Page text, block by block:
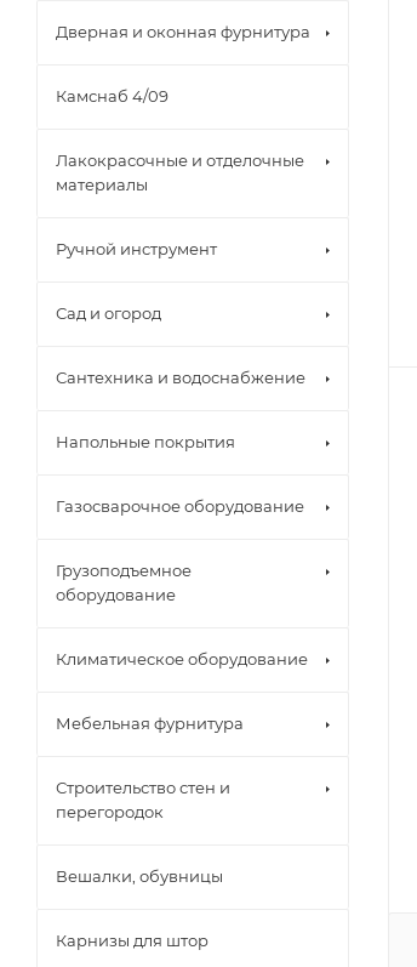
Дверная и оконная фурнитура
Камснаб 4/09
Лакокрасочные и отделочные
материалы
Ручной инструмент
Сад и огород
Сантехника и водоснабжение
Напольные покрытия
Газосварочное оборудование
Грузоподъемное
оборудование
Климатическое оборудование
Мебельная фурнитура
Строительство стен и
перегородок
Вешалки, обувницы
Карнизы для штор